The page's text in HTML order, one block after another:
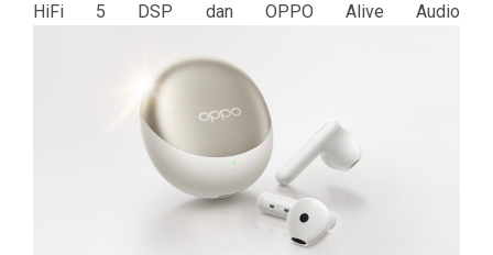
HiFi 5 DSP dan OPPO Alive Audio